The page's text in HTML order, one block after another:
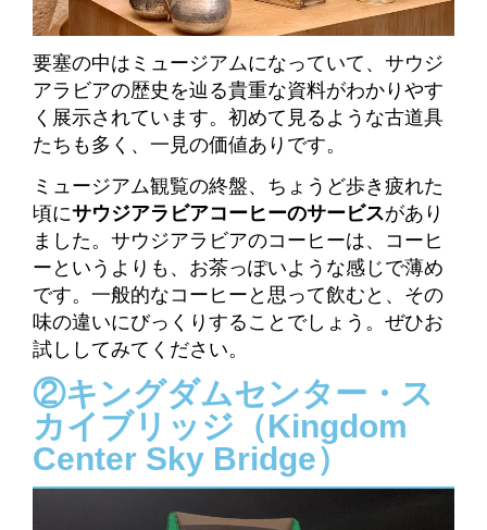
要塞の中はミュージアムになっていて、サウジ
アラビアの歴史を辿る貴重な資料がわかりやす
く展示されています。初めて見るような古道具
たちも多く、一見の価値ありです。
ミュージアム観覧の終盤、ちょうど歩き疲れた
頃にサウジアラビアコーヒーのサービスがあり
ました。サウジアラビアのコーヒーは、コーヒ
ーというよりも、お茶っぽいような感じで薄め
です。一般的なコーヒーと思って飲むと、その
味の違いにびっくりすることでしょう。ぜひお
試ししてみてください。
②キングダムセンター・ス
カイブリッジ（Kingdom
Center Sky Bridge）